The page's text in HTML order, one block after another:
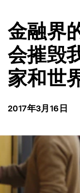
金融界
会摧毁
家和世
2017年3月16日